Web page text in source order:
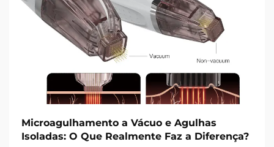
Microagulhamento a Vácuo e Agulhas
Isoladas: O Que Realmente Faz a Diferença?